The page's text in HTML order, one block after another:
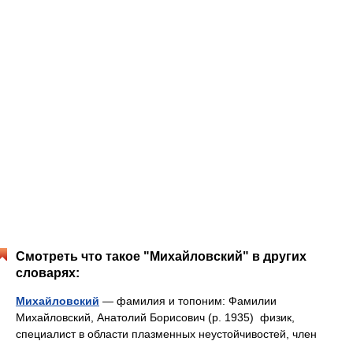
Смотреть что такое "Михайловский" в других
словарях:
Михайловский — фамилия и топоним: Фамилии
Михайловский, Анатолий Борисович (р. 1935) физик,
специалист в области плазменных неустойчивостей, член